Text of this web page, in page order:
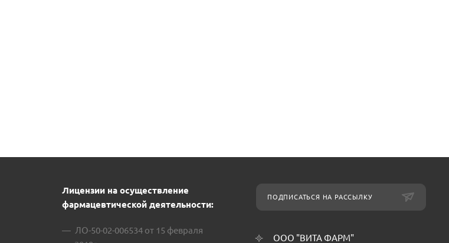
Лицензии на осуществление
фармацевтической деятельности:
ЛО-50-02-006534 от 15 февраля
ПОДПИСАТЬСЯ НА РАССЫЛКУ
ООО "ВИТА ФАРМ"